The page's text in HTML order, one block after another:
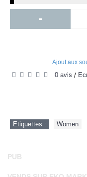
-
Ajout aux
0 avis /
Etiquettes : Women
PUB